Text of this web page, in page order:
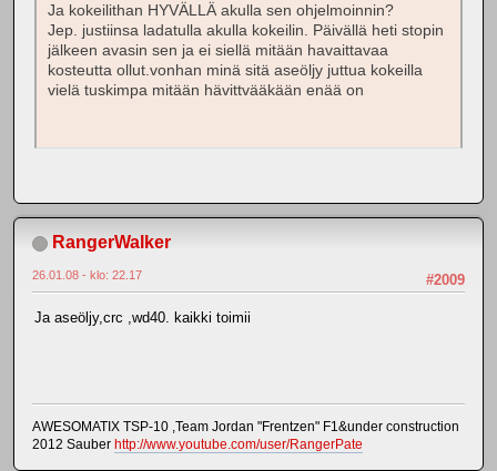
Ja kokeilithan HYVÄLLÄ akulla sen ohjelmoinnin?
Jep. justiinsa ladatulla akulla kokeilin. Päivällä heti stopin
jälkeen avasin sen ja ei siellä mitään havaittavaa
kosteutta ollut.vonhan minä sitä aseöljy juttua kokeilla
vielä tuskimpa mitään hävittvääkään enää on
RangerWalker
#2009
26.01.08 - klo: 22.17
Ja aseöljy,crc ,wd40. kaikki toimii
AWESOMATIX TSP-10 ,Team Jordan "Frentzen" F1&under construction
2012 Sauber http://www.youtube.com/user/RangerPate